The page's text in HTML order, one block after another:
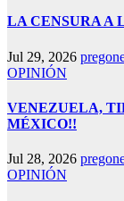
LA CENSURA A
Jul 29, 2026
OPINIÓN
VENEZUELA,
MÉXICO!!
Jul 28, 2026
OPINIÓN